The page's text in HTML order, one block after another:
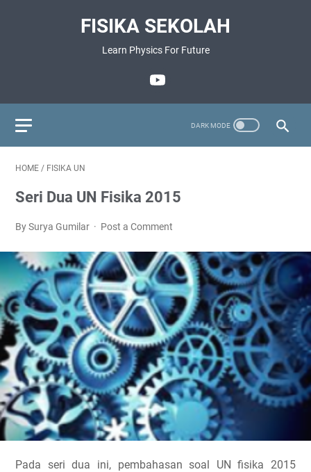
FISIKA SEKOLAH
Learn Physics For Future
HOME / FISIKA UN
Seri Dua UN Fisika 2015
By Surya Gumilar Post a Comment
Pada seri dua ini, pembahasan soal UN fisika 2015